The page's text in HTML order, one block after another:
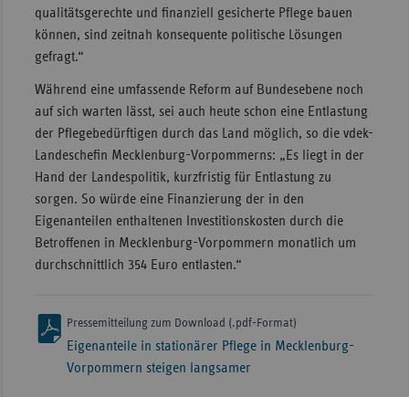
qualitätsgerechte und finanziell gesicherte Pflege bauen
können, sind zeitnah konsequente politische Lösungen
gefragt.“
Während eine umfassende Reform auf Bundesebene noch
auf sich warten lässt, sei auch heute schon eine Entlastung
der Pflegebedürftigen durch das Land möglich, so die vdek-
Landeschefin Mecklenburg-Vorpommerns: „Es liegt in der
Hand der Landespolitik, kurzfristig für Entlastung zu
sorgen. So würde eine Finanzierung der in den
Eigenanteilen enthaltenen Investitionskosten durch die
Betroffenen in Mecklenburg-Vorpommern monatlich um
durchschnittlich 354 Euro entlasten.“
Pressemitteilung zum Download (.pdf-Format)
Eigenanteile in stationärer Pflege in Mecklenburg-
Vorpommern steigen langsamer